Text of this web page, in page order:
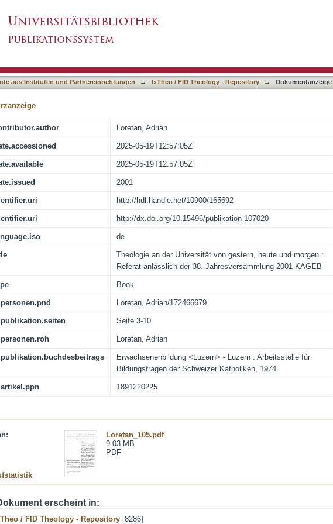
aus Instituten und Partnereinrichtungen → IxTheo / FID Theology - Repository → Dokumentanzeige
Loretan, Adrian
2025-05-19T12:57:05Z
2025-05-19T12:57:05Z
2001
http://hdl.handle.net/10900/165692
http://dx.doi.org/10.15496/publikation-107020
de
Theologie an der Universität von gestern, heute und morgen :
Referat anlässlich der 38. Jahresversammlung 2001 KAGEB
Book
Loretan, Adrian/172466679
Seite 3-10
Loretan, Adrian
Erwachsenenbildung <Luzern> - Luzern : Arbeitsstelle für
Bildungsfragen der Schweizer Katholiken, 1974
1891220225
Loretan_105.pdf
9.03 MB
PDF
erscheint in:
/ FID Theology - Repository [8286]